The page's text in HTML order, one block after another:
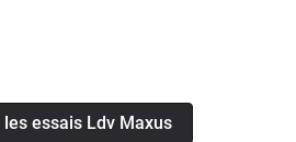
essais Ldv Maxus